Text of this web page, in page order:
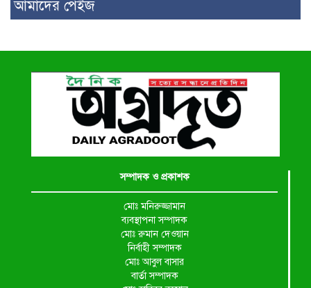
আমাদের পেইজ
সম্পাদক ও প্রকাশক
মোঃ মনিরুজ্জামান
ব্যবস্থাপনা সম্পাদক
মোঃ রুমান দেওয়ান
নির্বাহী সম্পাদক
মোঃ আবুল বাসার
বার্তা সম্পাদক